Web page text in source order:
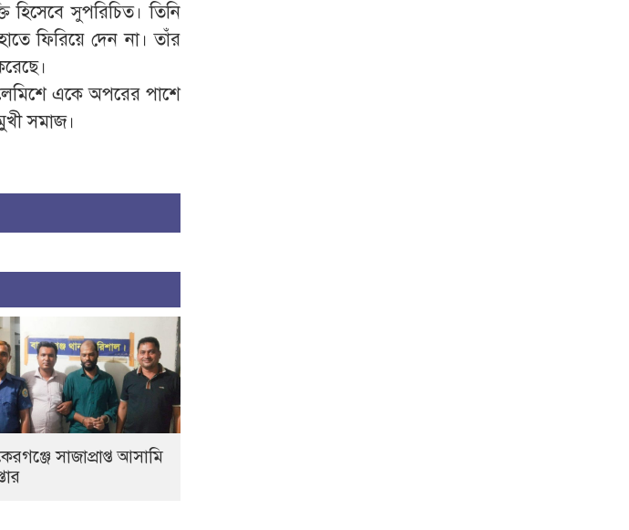
সুপরিচিত। তিনি
ফিরিয়ে দেন না। তাঁর
একে অপরের পাশে
সমাজ।
সাজাপ্রাপ্ত আসামি